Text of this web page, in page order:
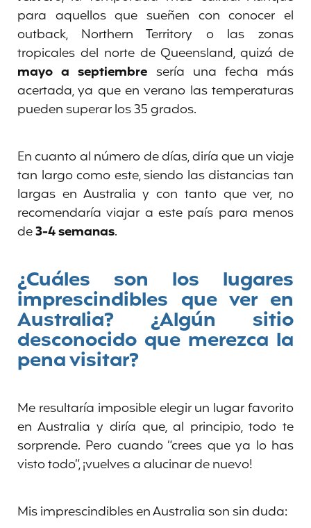
para aquellos que sueñen con conocer el
outback, Northern Territory o las zonas
tropicales del norte de Queensland, quizá de
mayo a septiembre sería una fecha más
acertada, ya que en verano las temperaturas
pueden superar los 35 grados.
En cuanto al número de días, diría que un viaje
tan largo como este, siendo las distancias tan
largas en Australia y con tanto que ver, no
recomendaría viajar a este país para menos
de3-4 semanas.
¿Cuáles son los lugares
imprescindibles que ver en
Australia? ¿Algún sitio
desconocido que merezca la
pena visitar?
Me resultaría imposible elegir un lugar favorito
en Australia y diría que, al principio, todo te
sorprende. Pero cuando “crees que ya lo has
visto todo”, ¡vuelves a alucinar de nuevo!
Mis imprescindibles en Australia son sin duda: